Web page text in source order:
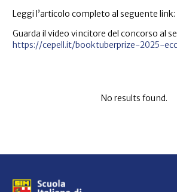
Leggi l’articolo completo al seguente link:
Guarda il video vincitore del concorso al
https://cepell.it/booktuberprize-2025-
No results found.